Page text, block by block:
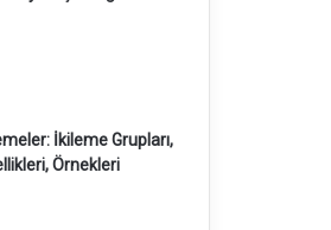
İkileme Grupları,
Örnekleri